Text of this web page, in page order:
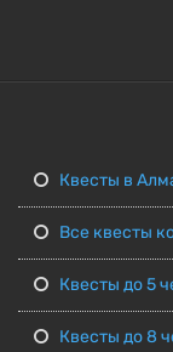
Квесты в
Все квесты
Квесты до 5
Квесты до 8